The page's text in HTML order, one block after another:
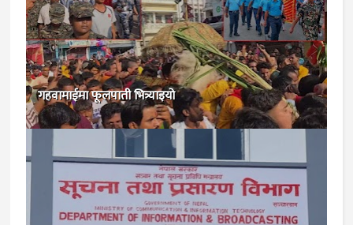
गहवामाईमा फूलपाती भित्र्याइयो